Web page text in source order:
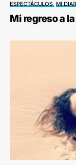
ESPECTÁCULOS MI
Mi regreso a